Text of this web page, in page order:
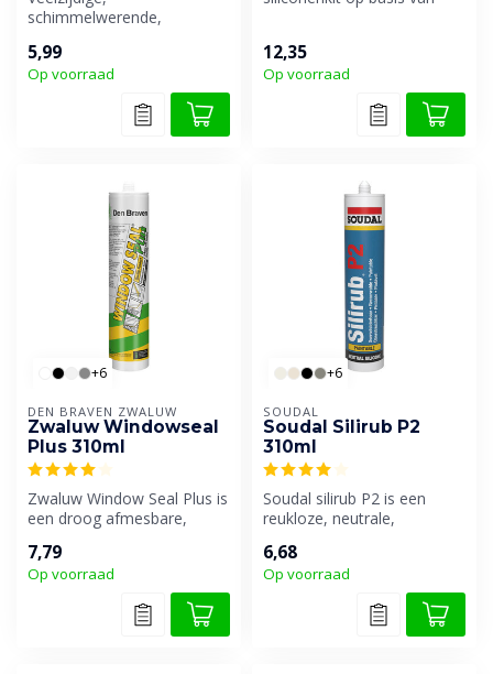
schimmelwerende,
uithardende siliconenki...
5,99
Op voorraad
12,35
Op voorraad
+6
DEN BRAVEN ZWALUW
Zwaluw Windowseal
Plus 310ml
Zwaluw Window Seal Plus is
een droog afmesbare,
basi...
7,79
Op voorraad
+6
SOUDAL
Soudal Silirub P2
310ml
Soudal silirub P2 is een
reukloze, neutrale,
één-com...
6,68
Op voorraad